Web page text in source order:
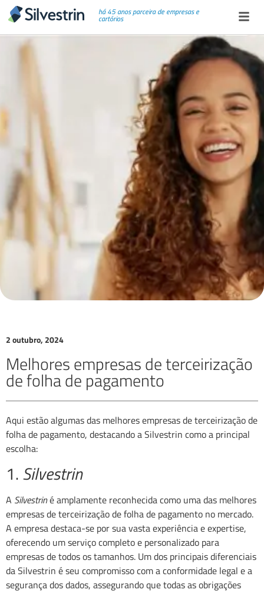
há 45 anos parceira de empresas e
cartórios
2 outubro, 2024
Melhores empresas de terceirização
de folha de pagamento
Aqui estão algumas das melhores empresas de terceirização de
folha de pagamento, destacando a Silvestrin como a principal
escolha:
1.Silvestrin
A Silvestriné amplamente reconhecida como uma das melhores
empresas de terceirização de folha de pagamento no mercado.
A empresa destaca-se por sua vasta experiência e expertise,
oferecendo um serviço completo e personalizado para
empresas de todos os tamanhos. Um dos principais diferenciais
da Silvestrin é seu compromisso com a conformidade legal e a
segurança dos dados, assegurando que todas as obrigações